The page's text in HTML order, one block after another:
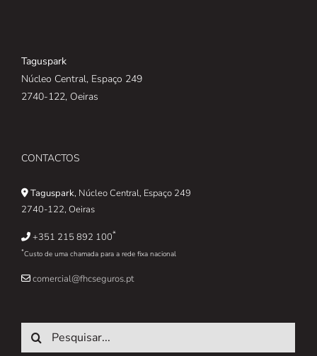
Taguspark
Núcleo Central, Espaço 249
2740-122, Oeiras
CONTACTOS
Taguspark, Núcleo Central, Espaço 249
2740-122, Oeiras
+351 215 892 100*
*Custo de uma chamada para a rede fixa nacional
comercial@fhcseguros.pt
Pesquisar